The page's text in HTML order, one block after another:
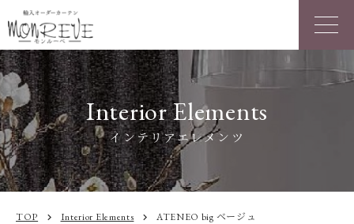
Interior Elements
インテリアエレメンツ
TOP chevron_right Interior Elements chevron_right ATENEO big ベージュ